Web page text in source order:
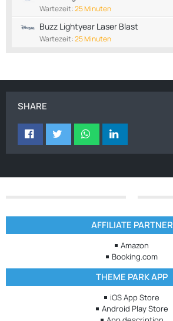
Wartezeit:25 Minuten
Buzz Lightyear Laser Blast
Wartezeit:25 Minuten
SHARE
AFFILIATE PARTNER
Amazon
Booking.com
THEME PARK APP
iOS App Store
Android Play Store